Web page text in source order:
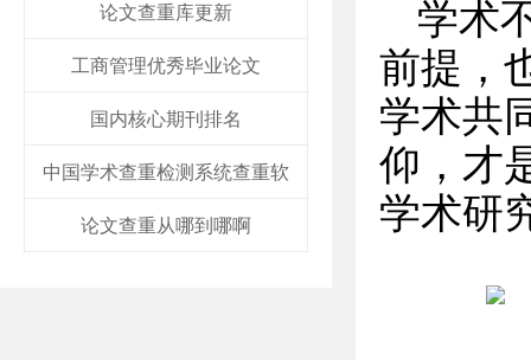
论文查重库更新
工商管理优秀毕业论文
国内核心期刊排名
中国学术查重检测系统查重软
论文查重从哪到哪啊
学术
前提，
学术共
仰，才
学术研